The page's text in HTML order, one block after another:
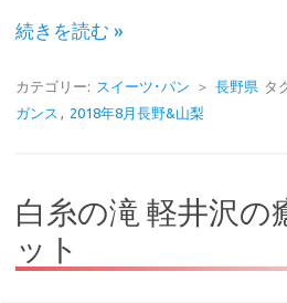
続きを読む »
カテゴリー: スイーツ･パン ＞ 長野県 タ
ガンス
2018年8月長野&山梨
白糸の滝 軽井沢の
ット